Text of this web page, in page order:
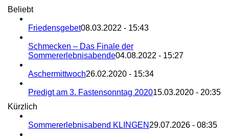
Beliebt
Friedensgebet08.03.2022 - 15:43
Schmecken – Das Finale der
Sommererlebnisabende04.08.2022 - 15:27
Aschermittwoch26.02.2020 - 15:34
Predigt am 3. Fastensonntag 202015.03.2020 - 20:35
Kürzlich
Sommererlebnisabend KLINGEN 29.07.2026 - 08:35